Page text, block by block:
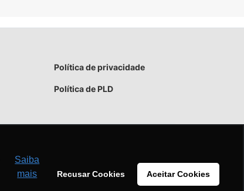
Saiba
mais
Recusar Cookies Aceitar Cookies
Política de privacidade
Política de PLD
Recusar